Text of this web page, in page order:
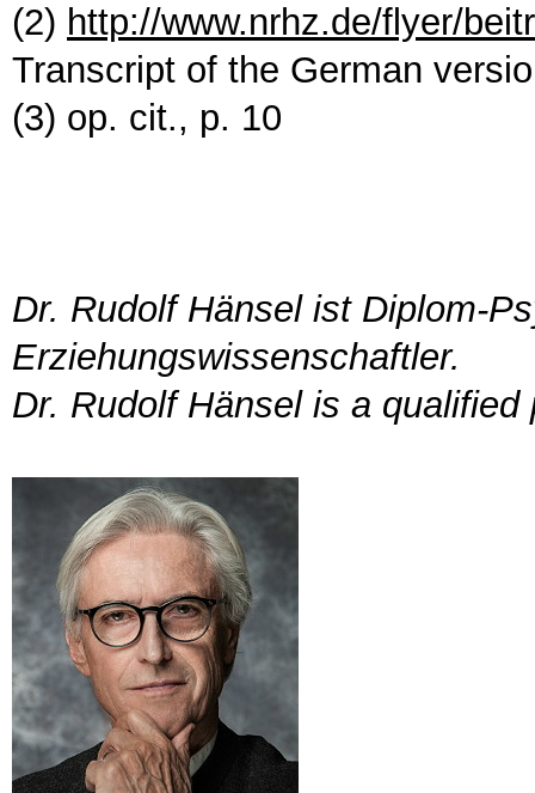
(2) http://www.nrhz.de/flyer/
Transcript of the German
(3) op. cit., p. 10
Dr. Rudolf Hänsel ist Diplom-
Erziehungswissenschaftler.
Dr. Rudolf Hänsel is a